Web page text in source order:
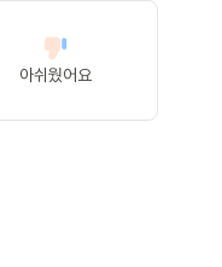
아쉬웠어요